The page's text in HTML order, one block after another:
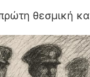
θεσμική